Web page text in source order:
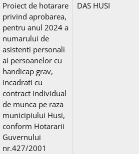
Proiect de hotarare
privind aprobarea,
pentru anul 2024 a
numarului de
asistenti personali
ai persoanelor cu
handicap grav,
incadrati cu
contract individual
de munca pe raza
municipiului Husi,
conform Hotararii
Guvernului
nr.427/2001
DAS HUSI